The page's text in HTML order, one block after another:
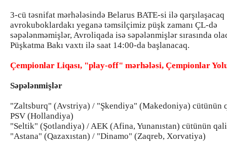
3-cü təsnifat mərhələsində Belarus BATE-si ilə qarşılaşacaq
avrokuboklardakı yeganə təmsilçimiz püşk zamanı ÇL-də
səpələnməmişlər, Avroliqada isə səpələnmişlər sırasında
Püşkatma Bakı vaxtı ilə saat 14:00-da başlanacaq.
Çempionlar Liqası, "play-off" mərhələsi, Çempionlar
Səpələnmişlər
"Zaltsburq" (Avstriya) / "Şkendiya" (Makedoniya) cütünün
PSV (Hollandiya)
"Seltik" (Şotlandiya) / AEK (Afina, Yunanıstan) cütünün
"Astana" (Qazaxıstan) / "Dinamo" (Zaqreb, Xorvatiya)